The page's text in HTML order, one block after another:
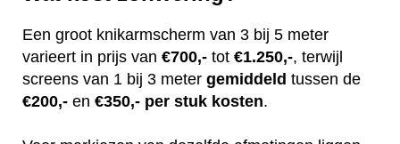
Een groot knikarmscherm van 3 bij 5 meter
varieert in prijs van €700,- tot €1.250,-, terwijl
screens van 1 bij 3 meter gemiddeld tussen de
€200,- en €350,- per stuk kosten.